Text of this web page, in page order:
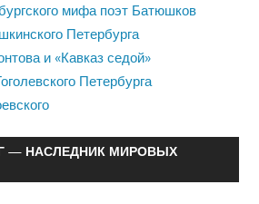
мифа поэт Батюшков
Петербурга
и «Кавказ седой»
Петербурга
— НАСЛЕДНИК МИРОВЫХ